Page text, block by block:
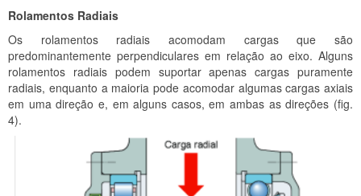
Rolamentos Radiais
Os rolamentos radiais acomodam cargas que são
predominantemente perpendiculares em relação ao eixo. Alguns
rolamentos radiais podem suportar apenas cargas puramente
radiais, enquanto a maioria pode acomodar algumas cargas axiais
em uma direção e, em alguns casos, em ambas as direções (fig.
4).